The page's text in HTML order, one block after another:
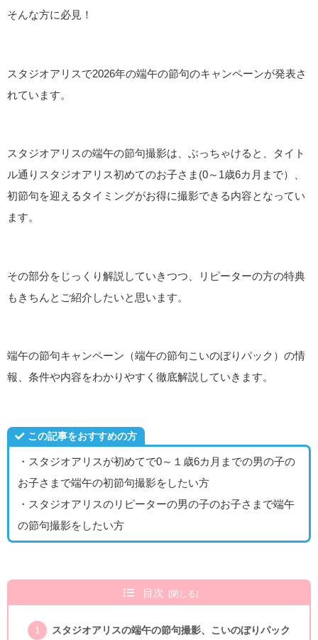
そんな方に必見！
スタジオアリスで2026年の端午の節句のキャンペーンが発表さ
れています。
スタジオアリスの端午の節句撮影は、ぶっちゃけると、タイト
ル通りスタジオアリス初めてのお子さま(0～1歳6カ月まで）、
初節句を迎えるタイミングがお得に撮影できる内容となってい
ます。
その部分をじっくり解説していきつつ、リピーターの方の特典
もきちんとご紹介したいと思います。
端午の節句キャンペーン（端午の節句こいのぼりパック）の情
報、条件や内容をわかりやすく徹底解説していきます。
この記事をおすすめの方
・スタジオアリスが初めてで0～１歳6カ月までの男の子の
お子さまで端午の初節句撮影をしたい方
・スタジオアリスのリピーターの男の子のお子さまで端午
の節句撮影をしたい方
目次
スタジオアリスの端午の節句撮影、こいのぼりパック